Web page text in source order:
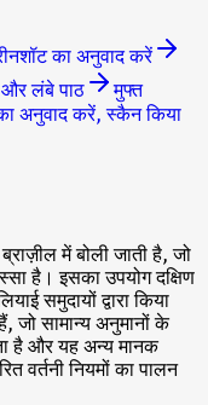
का अनुवाद करें
और लंबे पाठ
मुफ्त
अनुवाद करें, स्कैन किया
ब्राज़ील में बोली जाती है, जो
है। इसका उपयोग दक्षिण
समुदायों द्वारा किया
जो सामान्य अनुमानों के
है और यह अन्य मानक
वर्तनी नियमों का पालन